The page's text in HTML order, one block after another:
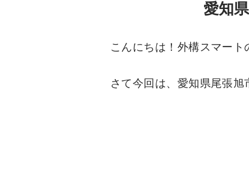
愛知
こんにちは！外構スマート
さて今回は、愛知県尾張旭